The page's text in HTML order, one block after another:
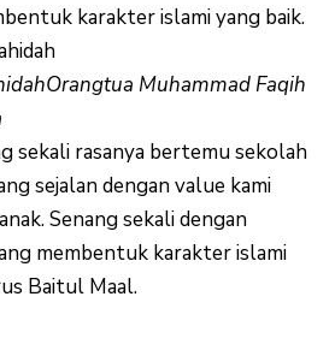
karakter islami yang baik.
Orangtua Muhammad Faqih
sekali rasanya bertemu sekolah
sejalan dengan value kami
Senang sekali dengan
membentuk karakter islami
Baitul Maal.